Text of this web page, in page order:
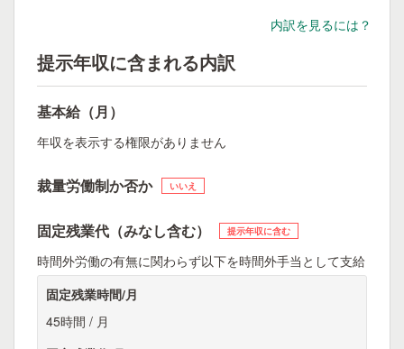
内訳を見るには？
提示年収に含まれる内訳
基本給（月）
年収を表示する権限がありません
裁量労働制か否か いいえ
固定残業代（みなし含む） 提示年収に含む
時間外労働の有無に関わらず以下を時間外手当として支給
固定残業時間/月
45時間 / 月